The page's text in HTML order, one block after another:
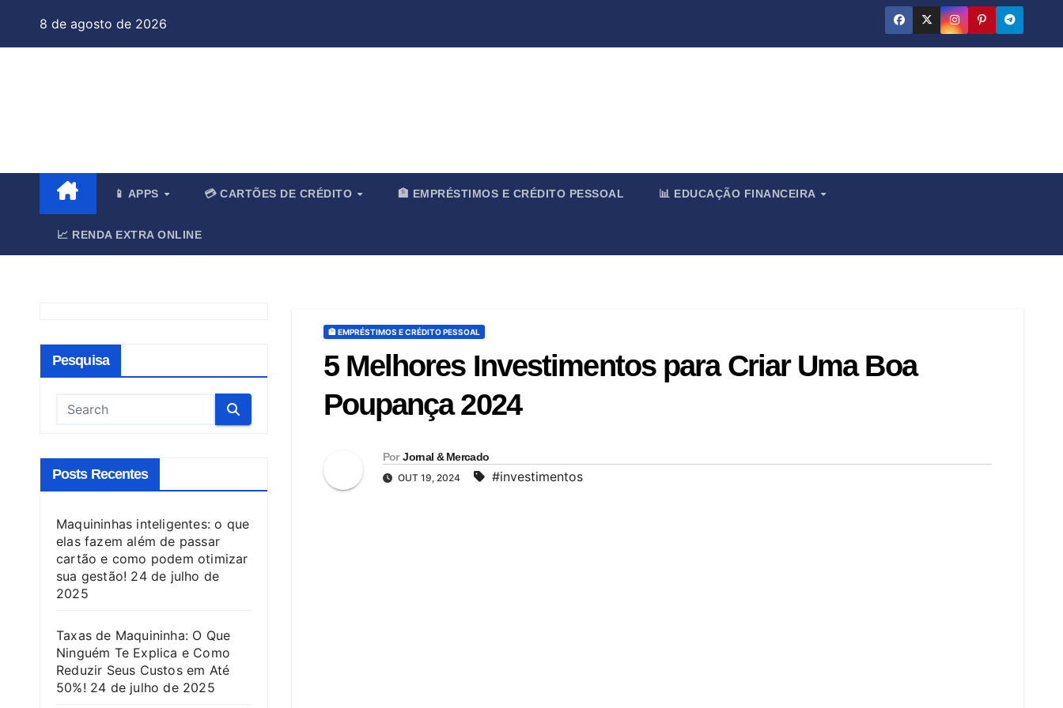
8 de agosto de 2026
📱 APPS 💳 CARTÕES DE CRÉDITO 🏦 EMPRÉSTIMOS E CRÉDITO PESSOAL 📊 EDUCAÇÃO FINANCEIRA
📈 RENDA EXTRA ONLINE
Pesquisa
Posts Recentes
Maquininhas inteligentes: o que
elas fazem além de passar
cartão e como podem otimizar
sua gestão! 24 de julho de
2025
Taxas de Maquininha: O Que
Ninguém Te Explica e Como
Reduzir Seus Custos em Até
50%! 24 de julho de 2025
🏦 EMPRÉSTIMOS E CRÉDITO PESSOAL
5 Melhores Investimentos para Criar Uma Boa
Poupança 2024
Por Jornal & Mercado
OUT 19, 2024 #investimentos